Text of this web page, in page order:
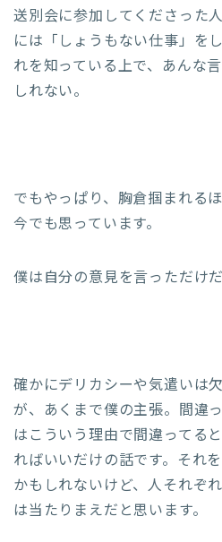
送別会に参加してくださった
には「しょうもない仕事」を
れを知っている上で、あんな
しれない。
でもやっぱり、胸倉掴まれる
今でも思っています。
僕は自分の意見を言っただけだ
確かにデリカシーや気遣いは
が、あくまで僕の主張。間違
はこういう理由で間違ってる
ればいいだけの話です。それ
かもしれないけど、人それぞ
は当たりまえだと思います。